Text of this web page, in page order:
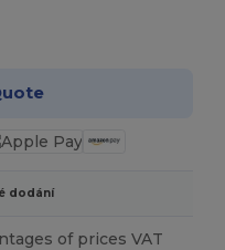
dodání
of prices VAT